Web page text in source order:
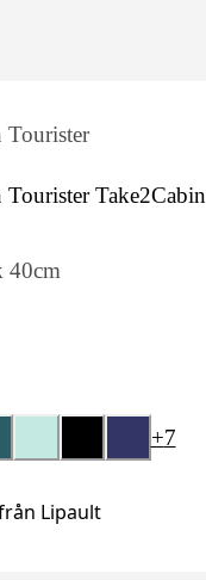
Tourister
Tourister Take2Cabin
40cm
+7
Lipault